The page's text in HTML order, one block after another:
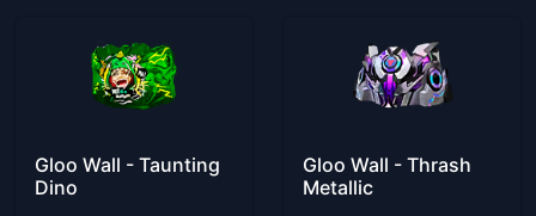
Gloo Wall - Taunting
Dino
Gloo Wall - Thrash
Metallic